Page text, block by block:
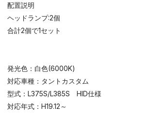
配置説明
ヘッドランプ:2個
合計2個で1セット
発光色：白色(6000K)
対応車種：タントカスタム
型式：L375S/L385S HID仕様
対応年式：H19.12～